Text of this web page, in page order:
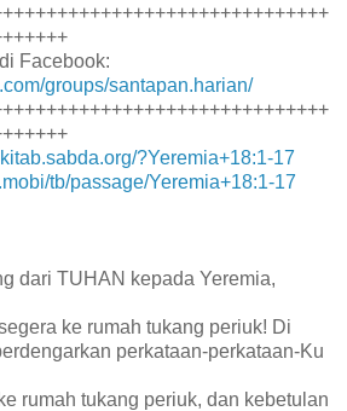
Facebook:
groups/santapan.harian/
?Yeremia+18:1-17
tb/passage/Yeremia+18:1-17
dari TUHAN kepada Yeremia,
ke rumah tukang periuk! Di
perkataan-perkataan-Ku
rumah tukang periuk, dan kebetulan